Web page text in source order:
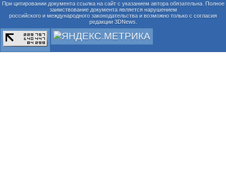
При цитировании документа ссылка на сайт с указанием автора обязательна. Полное
заимствование документа является нарушением
российского и международного законодательства и возможно только с согласия
редакции 3DNews.